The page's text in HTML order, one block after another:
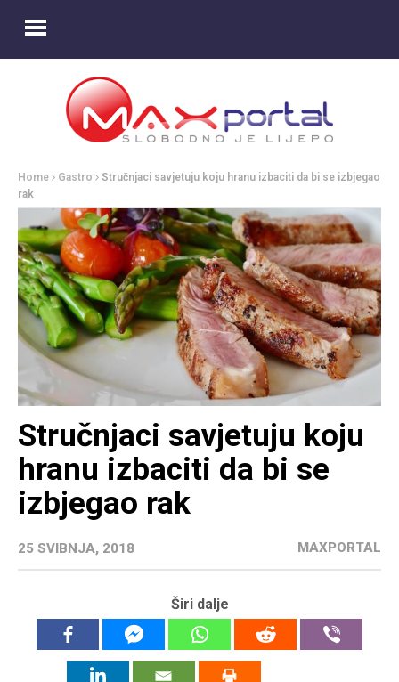
Home Gastro
Stručnjaci savjetuju koju hranu izbaciti da bi se izbjegao
rak
Stručnjaci savjetuju koju
hranu izbaciti da bi se
izbjegao rak
25 SVIBNJA, 2018 MAXPORTAL
Širi dalje